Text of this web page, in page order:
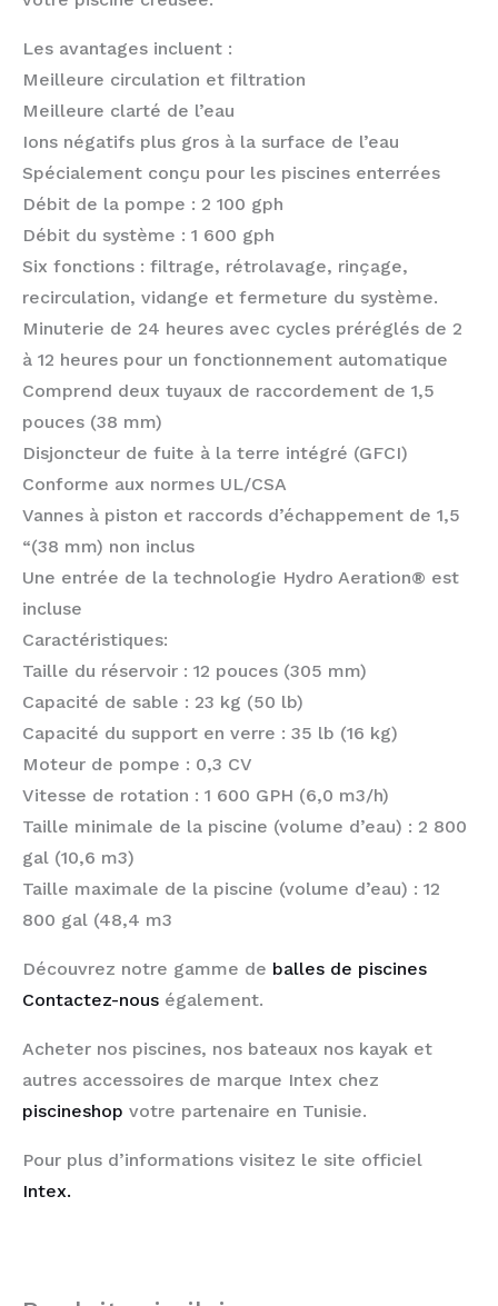
Les avantages incluent :
Meilleure circulation et filtration
Meilleure clarté de l’eau
Ions négatifs plus gros à la surface de l’eau
Spécialement conçu pour les piscines enterrées
Débit de la pompe : 2 100 gph
Débit du système : 1 600 gph
Six fonctions : filtrage, rétrolavage, rinçage,
recirculation, vidange et fermeture du système.
Minuterie de 24 heures avec cycles préréglés de 2
à 12 heures pour un fonctionnement automatique
Comprend deux tuyaux de raccordement de 1,5
pouces (38 mm)
Disjoncteur de fuite à la terre intégré (GFCI)
Conforme aux normes UL/CSA
Vannes à piston et raccords d’échappement de 1,5
“(38 mm) non inclus
Une entrée de la technologie Hydro Aeration® est
incluse
Caractéristiques:
Taille du réservoir : 12 pouces (305 mm)
Capacité de sable : 23 kg (50 lb)
Capacité du support en verre : 35 lb (16 kg)
Moteur de pompe : 0,3 CV
Vitesse de rotation : 1 600 GPH (6,0 m3/h)
Taille minimale de la piscine (volume d’eau) : 2 800
gal (10,6 m3)
Taille maximale de la piscine (volume d’eau) : 12
800 gal (48,4 m3
Découvrez notre gamme de balles de piscines
Contactez-nous également.
Acheter nos piscines, nos bateaux nos kayak et
autres accessoires de marque Intex chez
piscineshop votre partenaire en Tunisie.
Pour plus d’informations visitez le site officiel
Intex.